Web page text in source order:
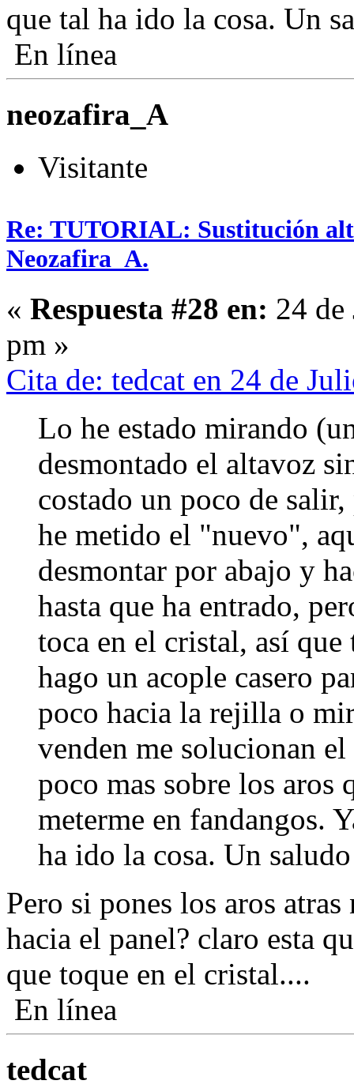
que tal ha ido la cosa. Un
En línea
neozafira_A
Visitante
Re: TUTORIAL: Sustitución
Neozafira_A.
« Respuesta #28 en: 24
pm »
Cita de: tedcat en 24 de
Lo he estado mirando
desmontado el altavoz
costado un poco de
he metido el "nuevo",
desmontar por abajo y
hasta que ha entrado,
toca en el cristal, así
hago un acople casero
poco hacia la rejilla o
venden me solucionan
poco mas sobre los aros
meterme en fandangos.
ha ido la cosa. Un
Pero si pones los aros
hacia el panel? claro esta
que toque en el cristal....
En línea
tedcat